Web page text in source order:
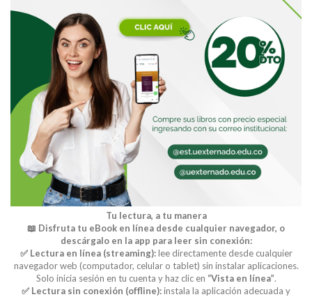
Tu lectura, a tu manera
📖 Disfruta tu eBook en línea desde cualquier navegador, o
descárgalo en la app para leer sin conexión:
✅ Lectura en línea (streaming):lee directamente desde cualquier
navegador web (computador, celular o tablet) sin instalar aplicaciones.
Solo inicia sesión en tu cuenta y haz clic en “Vista en línea”.
✅ Lectura sin conexión (offline):instala la aplicación adecuada y